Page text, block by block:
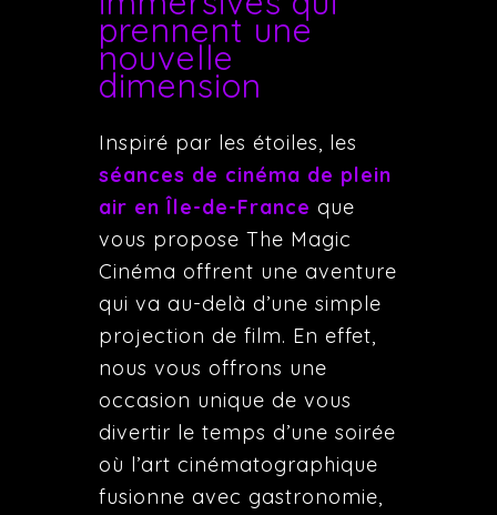
prennent une
nouvelle
dimension
Inspiré par les étoiles, les
séances de cinéma de plein
air en Île-de-France que
vous propose The Magic
Cinéma offrent une aventure
qui va au-delà d’une simple
projection de film. En effet,
nous vous offrons une
occasion unique de vous
divertir le temps d’une soirée
où l’art cinématographique
fusionne avec gastronomie,